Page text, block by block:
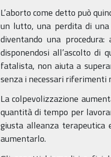
L’aborto come detto può
un lutto, una perdita di
diventando una
disponendosi all’ascolto di
fatalista, non aiuta a
senza i necessari riferimenti
La colpevolizzazione
quantità di tempo per
giusta alleanza terapeutica
aumentarlo.